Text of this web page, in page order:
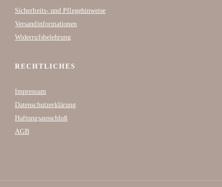
Sicherheits- und Pflegehinweise
Versandinformationen
Widerrufsbelehrung
RECHTLICHES
Impressum
Datenschutzerklärung
Haftungsausschluß
AGB